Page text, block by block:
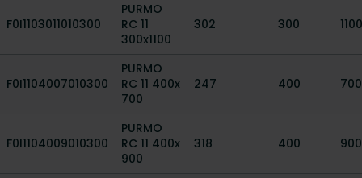
F0I1103011010300
PURMO
RC 11
300x1100
302 300 1100
F0I1104007010300
PURMO
RC 11 400x
700
247 400 700
F0I1104009010300
PURMO
RC 11 400x
900
318 400 900